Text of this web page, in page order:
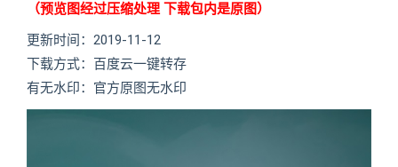
（预览图经过压缩处理 下载包内是原图）
更新时间：2019-11-12
下载方式：百度云一键转存
有无水印：官方原图无水印